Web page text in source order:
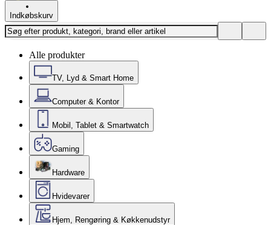
Indkøbskurv
Alle produkter
TV, Lyd & Smart Home
Computer & Kontor
Mobil, Tablet & Smartwatch
Gaming
Hardware
Hvidevarer
Hjem, Rengøring & Køkkenudstyr